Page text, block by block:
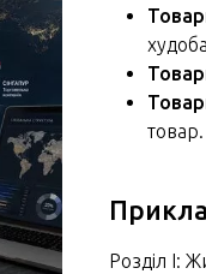
товар.
Розділ I: